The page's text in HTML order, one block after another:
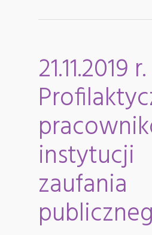
21.11.2019
instytucji
zaufania